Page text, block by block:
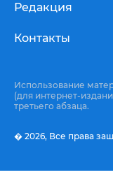
Редакция
Контакты
Использование
(для интернет-
третьего абзаца.
� 2026, Все права